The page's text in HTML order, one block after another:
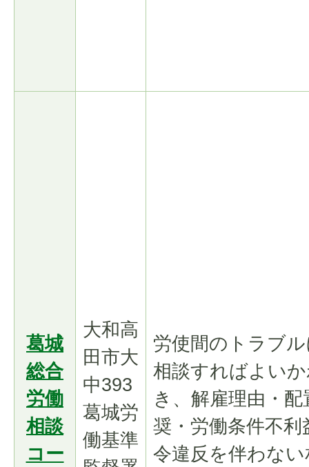
葛城
総合
労働
相談
コー
大和高
田市大
中393
葛城労
働基準
労使間のトラブ
相談すればよい
き、解雇理由・
奨・労働条件不
令違反を伴わな